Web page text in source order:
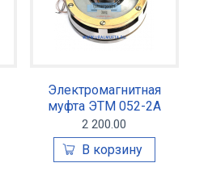
Электромагнитная
муфта ЭТМ 052-2А
2 200.00